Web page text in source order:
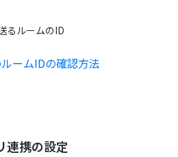
るルームのID
ームIDの確認方法
連携の設定